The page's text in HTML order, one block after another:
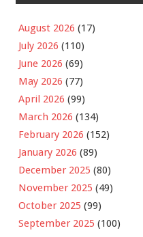
August 2026 (17)
July 2026 (110)
June 2026 (69)
May 2026 (77)
April 2026 (99)
March 2026 (134)
February 2026 (152)
January 2026 (89)
December 2025 (80)
November 2025 (49)
October 2025 (99)
September 2025 (100)